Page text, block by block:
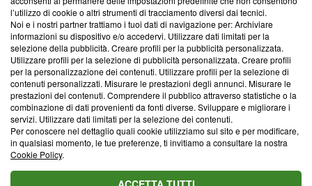
Team editoriale
Corporate
Redazione
Informativa Privacy
Cookie Policy
Blasting SA, IDI CHE-247.845.224, Via Carlo Frasca, 3 - 6900
Lugano (Svizzera) Tel:+39 0690258937
© 2026 Blasting News
l’utilizzo di cookie o altri strumenti di tracciamento diversi dai tecnici.
Noi e i nostri partner trattiamo i tuoi dati di navigazione per: Archiviare
informazioni su dispositivo e/o accedervi. Utilizzare dati limitati per la
selezione della pubblicità. Creare profili per la pubblicità personalizzata.
Utilizzare profili per la selezione di pubblicità personalizzata. Creare profili
per la personalizzazione dei contenuti. Utilizzare profili per la selezione di
contenuti personalizzati. Misurare le prestazioni degli annunci. Misurare le
prestazioni dei contenuti. Comprendere il pubblico attraverso statistiche o la
combinazione di dati provenienti da fonti diverse. Sviluppare e migliorare i
servizi. Utilizzare dati limitati per la selezione dei contenuti.
Per conoscere nel dettaglio quali cookie utilizziamo sul sito e per modificare,
in qualsiasi momento, le tue preferenze, ti invitiamo a consultare la nostra
Cookie Policy.